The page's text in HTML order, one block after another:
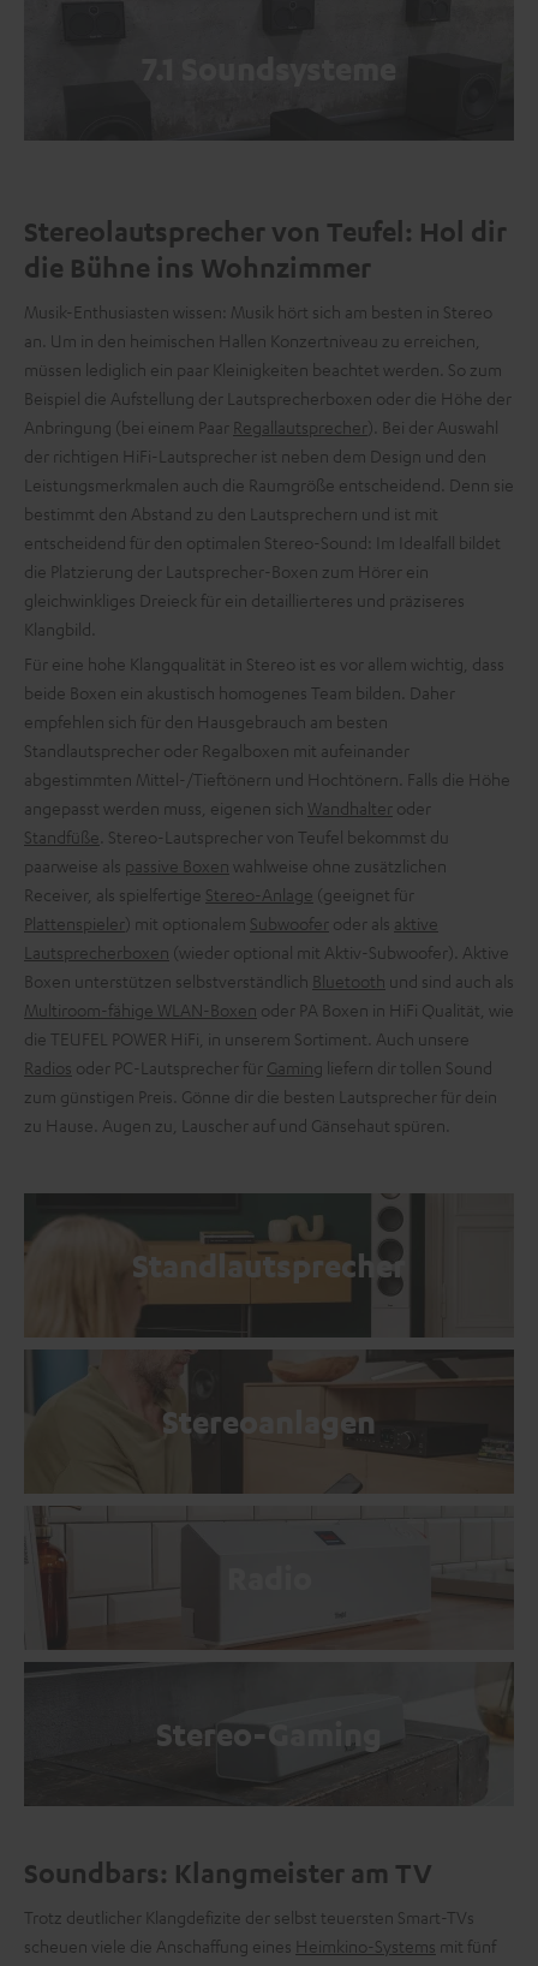
7.1 Soundsysteme
Stereolautsprecher von Teufel: Hol dir
die Bühne ins Wohnzimmer
Musik-Enthusiasten wissen: Musik hört sich am besten in Stereo
an. Um in den heimischen Hallen Konzertniveau zu erreichen,
müssen lediglich ein paar Kleinigkeiten beachtet werden. So zum
Beispiel die Aufstellung der Lautsprecherboxen oder die Höhe der
Anbringung (bei einem Paar Regallautsprecher). Bei der Auswahl
der richtigen HiFi-Lautsprecher ist neben dem Design und den
Leistungsmerkmalen auch die Raumgröße entscheidend. Denn sie
bestimmt den Abstand zu den Lautsprechern und ist mit
entscheidend für den optimalen Stereo-Sound: Im Idealfall bildet
die Platzierung der Lautsprecher-Boxen zum Hörer ein
gleichwinkliges Dreieck für ein detaillierteres und präziseres
Klangbild.
Für eine hohe Klangqualität in Stereo ist es vor allem wichtig, dass
beide Boxen ein akustisch homogenes Team bilden. Daher
empfehlen sich für den Hausgebrauch am besten
Standlautsprecher oder Regalboxen mit aufeinander
abgestimmten Mittel-/Tieftönern und Hochtönern. Falls die Höhe
angepasst werden muss, eigenen sich Wandhalter oder
Standfüße . Stereo-Lautsprecher von Teufel bekommst du
paarweise als passive Boxen wahlweise ohne zusätzlichen
Receiver, als spielfertige Stereo-Anlage (geeignet für
Plattenspieler) mit optionalem Subwoofer oder als aktive
Lautsprecherboxen (wieder optional mit Aktiv-Subwoofer). Aktive
Boxen unterstützen selbstverständlich Bluetooth und sind auch als
Multiroom-fähige WLAN-Boxen oder PA Boxen in HiFi Qualität, wie
die TEUFEL POWER HiFi, in unserem Sortiment. Auch unsere
Radios oder PC-Lautsprecher für Gaming liefern dir tollen Sound
zum günstigen Preis. Gönne dir die besten Lautsprecher für dein
zu Hause. Augen zu, Lauscher auf und Gänsehaut spüren.
Standlautsprecher
Stereoanlagen
Stereo-Gaming
Soundbars: Klangmeister am TV
Trotz deutlicher Klangdefizite der selbst teuersten Smart-TVs
scheuen viele die Anschaffung eines Heimkino-Systems mit fünf